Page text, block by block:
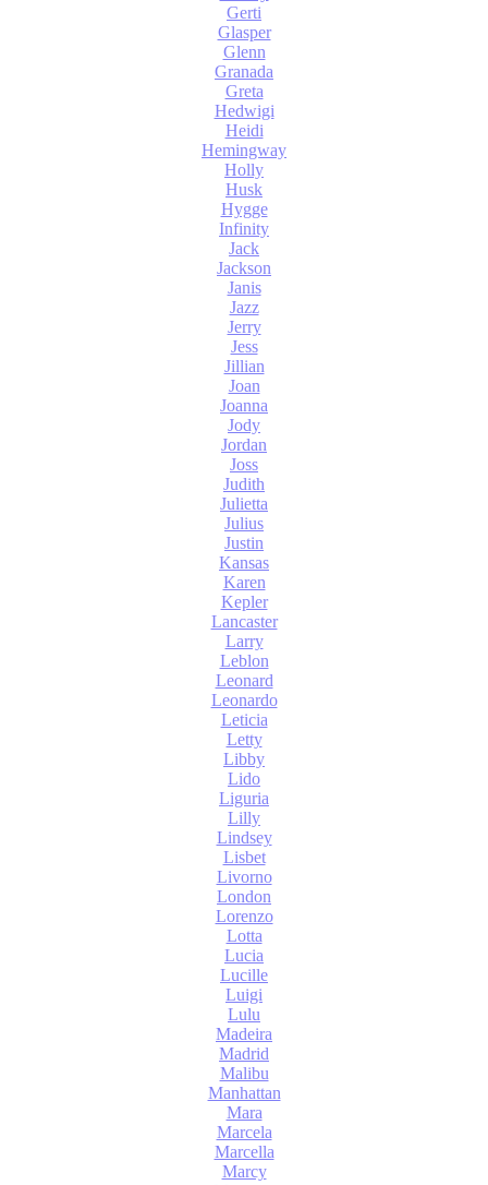
Gerti
Glasper
Glenn
Granada
Greta
Hedwigi
Heidi
Hemingway
Holly
Husk
Hygge
Infinity
Jack
Jackson
Janis
Jazz
Jerry
Jess
Jillian
Joan
Joanna
Jody
Jordan
Joss
Judith
Julietta
Julius
Justin
Kansas
Karen
Kepler
Lancaster
Larry
Leblon
Leonard
Leonardo
Leticia
Letty
Libby
Lido
Liguria
Lilly
Lindsey
Lisbet
Livorno
London
Lorenzo
Lotta
Lucia
Lucille
Luigi
Lulu
Madeira
Madrid
Malibu
Manhattan
Mara
Marcela
Marcella
Marcy